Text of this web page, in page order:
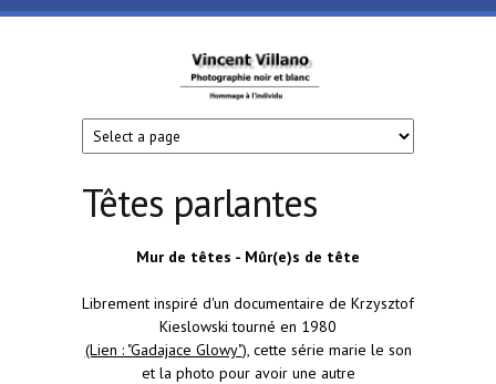
Aller au contenu principal
Vincent
Villano
- Art
sur
Cour
Têtes parlantes
Mur de têtes - Mûr(e)s de tête
Librement inspiré d'un documentaire de Krzysztof
Kieslowski tourné en 1980
(Lien : "Gadajace Glowy"), cette série marie le son
et la photo pour avoir une autre